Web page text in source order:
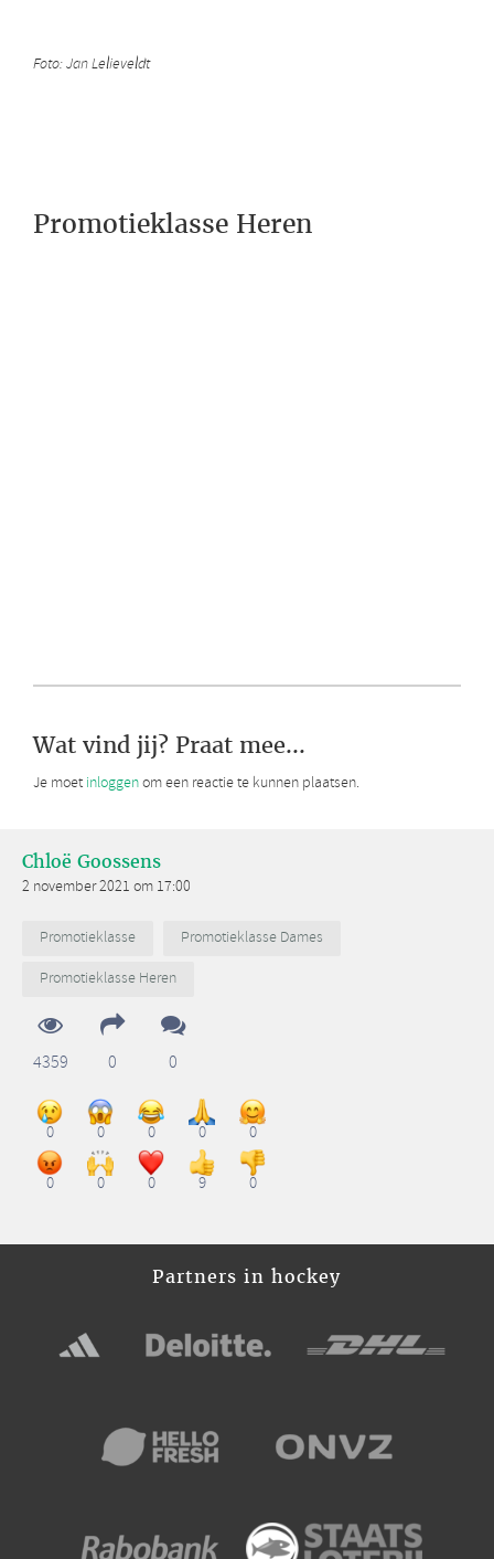
Foto: Jan Lelieveldt
Promotieklasse Heren
Wat vind jij? Praat mee...
Je moet inloggenom een reactie te kunnen plaatsen.
Chloë Goossens
2 november 2021 om 17:00
Promotieklasse
Promotieklasse Dames
Promotieklasse Heren
4359 0 0
0 0 0 0 0
0 0 0 9 0
Partners in hockey